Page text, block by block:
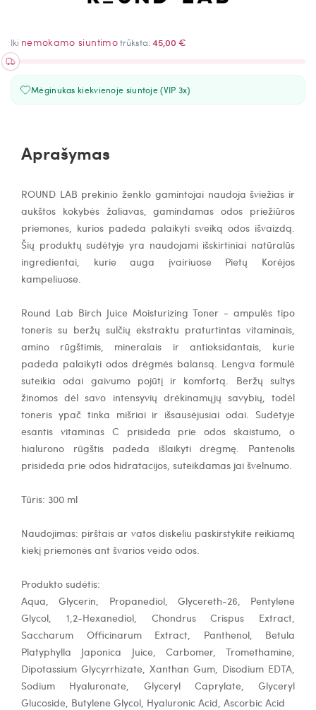
Iki nemokamo siuntimotrūksta:45,00 €
Mėginukas kiekvienoje siuntoje (VIP 3x)
Aprašymas
ROUND LAB prekinio ženklo gamintojai naudoja šviežias ir
aukštos kokybės žaliavas, gamindamas odos priežiūros
priemones, kurios padeda palaikyti sveiką odos išvaizdą.
Šių produktų sudėtyje yra naudojami išskirtiniai natūralūs
ingredientai, kurie auga įvairiuose Pietų Korėjos
kampeliuose.
Round Lab Birch Juice Moisturizing Toner - ampulės tipo
toneris su beržų sulčių ekstraktu praturtintas vitaminais,
amino rūgštimis, mineralais ir antioksidantais, kurie
padeda palaikyti odos drėgmės balansą. Lengva formulė
suteikia odai gaivumo pojūtį ir komfortą. Beržų sultys
žinomos dėl savo intensyvių drėkinamųjų savybių, todėl
toneris ypač tinka mišriai ir išsausėjusiai odai. Sudėtyje
esantis vitaminas C prisideda prie odos skaistumo, o
hialurono rūgštis padeda išlaikyti drėgmę. Pantenolis
prisideda prie odos hidratacijos, suteikdamas jai švelnumo.
Tūris: 300 ml
Naudojimas: pirštais ar vatos diskeliu paskirstykite reikiamą
kiekį priemonės ant švarios veido odos.
Produkto sudėtis:
Aqua, Glycerin, Propanediol, Glycereth-26, Pentylene
Glycol, 1,2-Hexanediol, Chondrus Crispus Extract,
Saccharum Officinarum Extract, Panthenol, Betula
Platyphylla Japonica Juice, Carbomer, Tromethamine,
Dipotassium Glycyrrhizate, Xanthan Gum, Disodium EDTA,
Sodium Hyaluronate, Glyceryl Caprylate, Glyceryl
Glucoside, Butylene Glycol, Hyaluronic Acid, Ascorbic Acid